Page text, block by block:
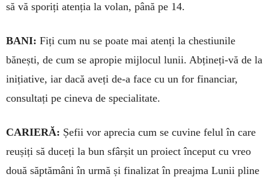
să vă sporiți atenția la volan, până pe 14.
BANI: Fiți cum nu se poate mai atenți la chestiunile
bănești, de cum se apropie mijlocul lunii. Abțineți-vă de la
inițiative, iar dacă aveți de-a face cu un for financiar,
consultați pe cineva de specialitate.
CARIERĂ: Șefii vor aprecia cum se cuvine felul în care
reușiți să duceți la bun sfârșit un proiect în­ceput cu vreo
două săptămâni în urmă și finalizat în preajma Lunii pline